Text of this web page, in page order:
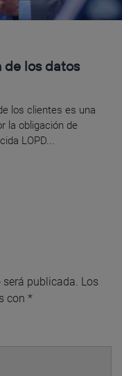
de los datos
los clientes es una
la obligación de
LOPD...
publicada. Los
con *